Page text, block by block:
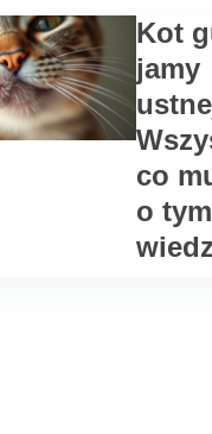
Kot
jamy
co
o tym